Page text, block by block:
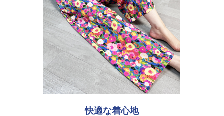
快適な着心地